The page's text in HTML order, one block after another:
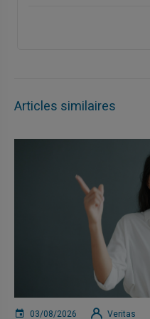
Articles similaires
03/08/2026 Veritas